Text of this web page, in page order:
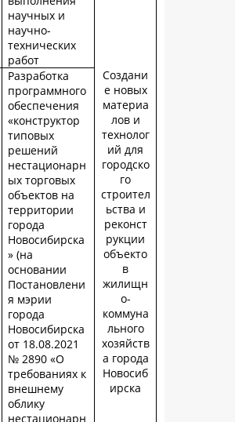
научных и
научно-
технических
работ
Создани
е новых
материа
лов и
технолог
ий для
городско
го
строител
ьства и
реконст
рукции
объекто
в
жилищн
о-
коммуна
льного
хозяйств
а города
Новосиб
ирска
Разработка
программного
обеспечения
«конструктор
типовых
решений
нестационарн
ых торговых
объектов на
территории
города
Новосибирска
» (на
основании
Постановлени
я мэрии
города
Новосибирска
от 18.08.2021
№ 2890 «О
требованиях к
внешнему
облику
нестационарн